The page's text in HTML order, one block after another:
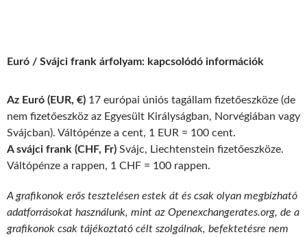
Euró / Svájci frank árfolyam: kapcsolódó információk
Az Euró (EUR, €) 17 európai úniós tagállam fizetőeszköze (de
nem fizetőeszköz az Egyesült Királyságban, Norvégiában vagy
Svájcban). Váltópénze a cent, 1 EUR = 100 cent.
A svájci frank (CHF, Fr) Svájc, Liechtenstein fizetőeszköze.
Váltópénze a rappen, 1 CHF = 100 rappen.
A grafikonok erős tesztelésen estek át és csak olyan megbízható
adatforrásokat használunk, mint az Openexchangerates.org, de a
grafikonok csak tájékoztató célt szolgálnak, befektetésre nem